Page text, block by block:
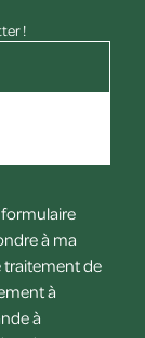
!
à ma
traitement de
à
à